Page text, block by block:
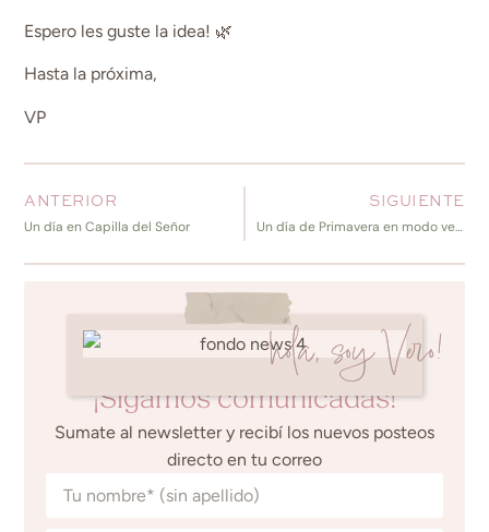
Espero les guste la idea! 🌿
Hasta la próxima,
VP
ANTERIOR
Un día en Capilla del Señor
SIGUIENTE
Un día de Primavera en modo verde: Ecoparque y Jardín Botánico de Buenos Aires
hola, soy Vero!
¡Sigamos comunicadas!
Sumate al newsletter y recibí los nuevos posteos
directo en tu correo